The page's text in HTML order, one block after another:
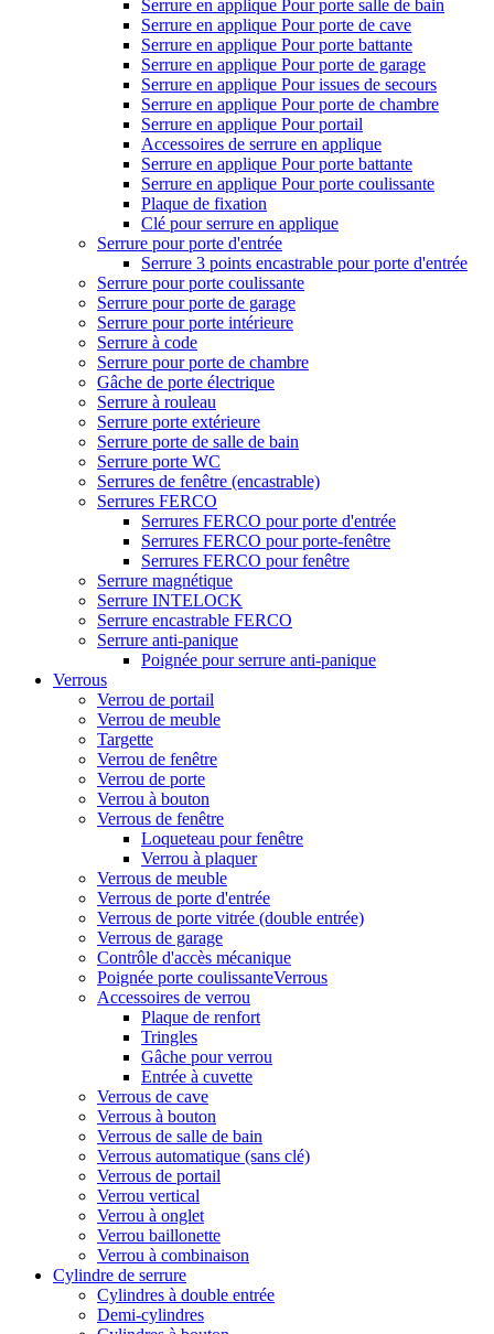
Serrure en applique Pour porte salle de bain
Serrure en applique Pour porte de cave
Serrure en applique Pour porte battante
Serrure en applique Pour porte de garage
Serrure en applique Pour issues de secours
Serrure en applique Pour porte de chambre
Serrure en applique Pour portail
Accessoires de serrure en applique
Serrure en applique Pour porte battante
Serrure en applique Pour porte coulissante
Plaque de fixation
Clé pour serrure en applique
Serrure pour porte d'entrée
Serrure 3 points encastrable pour porte d'entrée
Serrure pour porte coulissante
Serrure pour porte de garage
Serrure pour porte intérieure
Serrure à code
Serrure pour porte de chambre
Gâche de porte électrique
Serrure à rouleau
Serrure porte extérieure
Serrure porte de salle de bain
Serrure porte WC
Serrures de fenêtre (encastrable)
Serrures FERCO
Serrures FERCO pour porte d'entrée
Serrures FERCO pour porte-fenêtre
Serrures FERCO pour fenêtre
Serrure magnétique
Serrure INTELOCK
Serrure encastrable FERCO
Serrure anti-panique
Poignée pour serrure anti-panique
Verrous
Verrou de portail
Verrou de meuble
Targette
Verrou de fenêtre
Verrou de porte
Verrou à bouton
Verrous de fenêtre
Loqueteau pour fenêtre
Verrou à plaquer
Verrous de meuble
Verrous de porte d'entrée
Verrous de porte vitrée (double entrée)
Verrous de garage
Contrôle d'accès mécanique
Poignée porte coulissanteVerrous
Accessoires de verrou
Plaque de renfort
Tringles
Gâche pour verrou
Entrée à cuvette
Verrous de cave
Verrous à bouton
Verrous de salle de bain
Verrous automatique (sans clé)
Verrous de portail
Verrou vertical
Verrou à onglet
Verrou baillonette
Verrou à combinaison
Cylindre de serrure
Cylindres à double entrée
Demi-cylindres